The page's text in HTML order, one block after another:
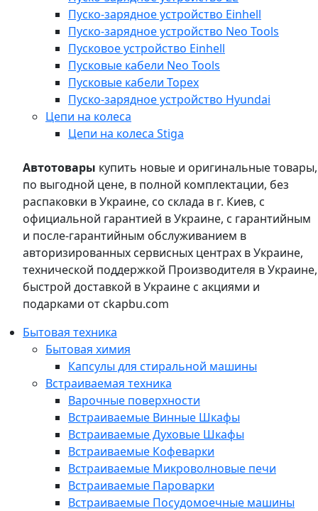
Пуско-зарядное устройство Einhell
Пуско-зарядное устройство Neo Tools
Пусковое устройство Einhell
Пусковые кабели Neo Tools
Пусковые кабели Topex
Пуско-зарядное устройство Hyundai
Цепи на колеса
Цепи на колеса Stiga
Автотовары купить новые и оригинальные товары,
по выгодной цене, в полной комплектации, без
распаковки в Украине, со склада в г. Киев, с
официальной гарантией в Украине, с гарантийным
и после-гарантийным обслуживанием в
авторизированных сервисных центрах в Украине,
технической поддержкой Производителя в Украине,
быстрой доставкой в Украине с акциями и
подарками от ckapbu.com
Бытовая техника
Бытовая химия
Капсулы для стиральной машины
Встраиваемая техника
Варочные поверхности
Встраиваемые Винные Шкафы
Встраиваемые Духовые Шкафы
Встраиваемые Кофеварки
Встраиваемые Микроволновые печи
Встраиваемые Пароварки
Встраиваемые Посудомоечные машины